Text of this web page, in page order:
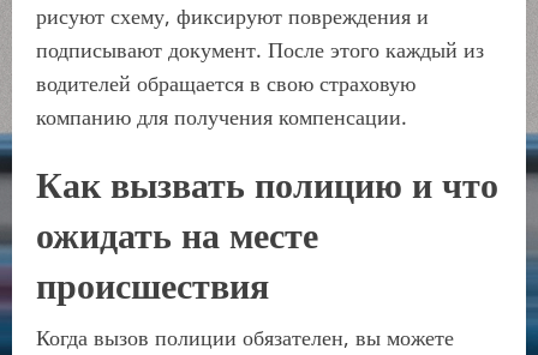
рисуют схему, фиксируют повреждения и
подписывают документ. После этого каждый из
водителей обращается в свою страховую
компанию для получения компенсации.
Как вызвать полицию и что
ожидать на месте
происшествия
Когда вызов полиции обязателен, вы можете